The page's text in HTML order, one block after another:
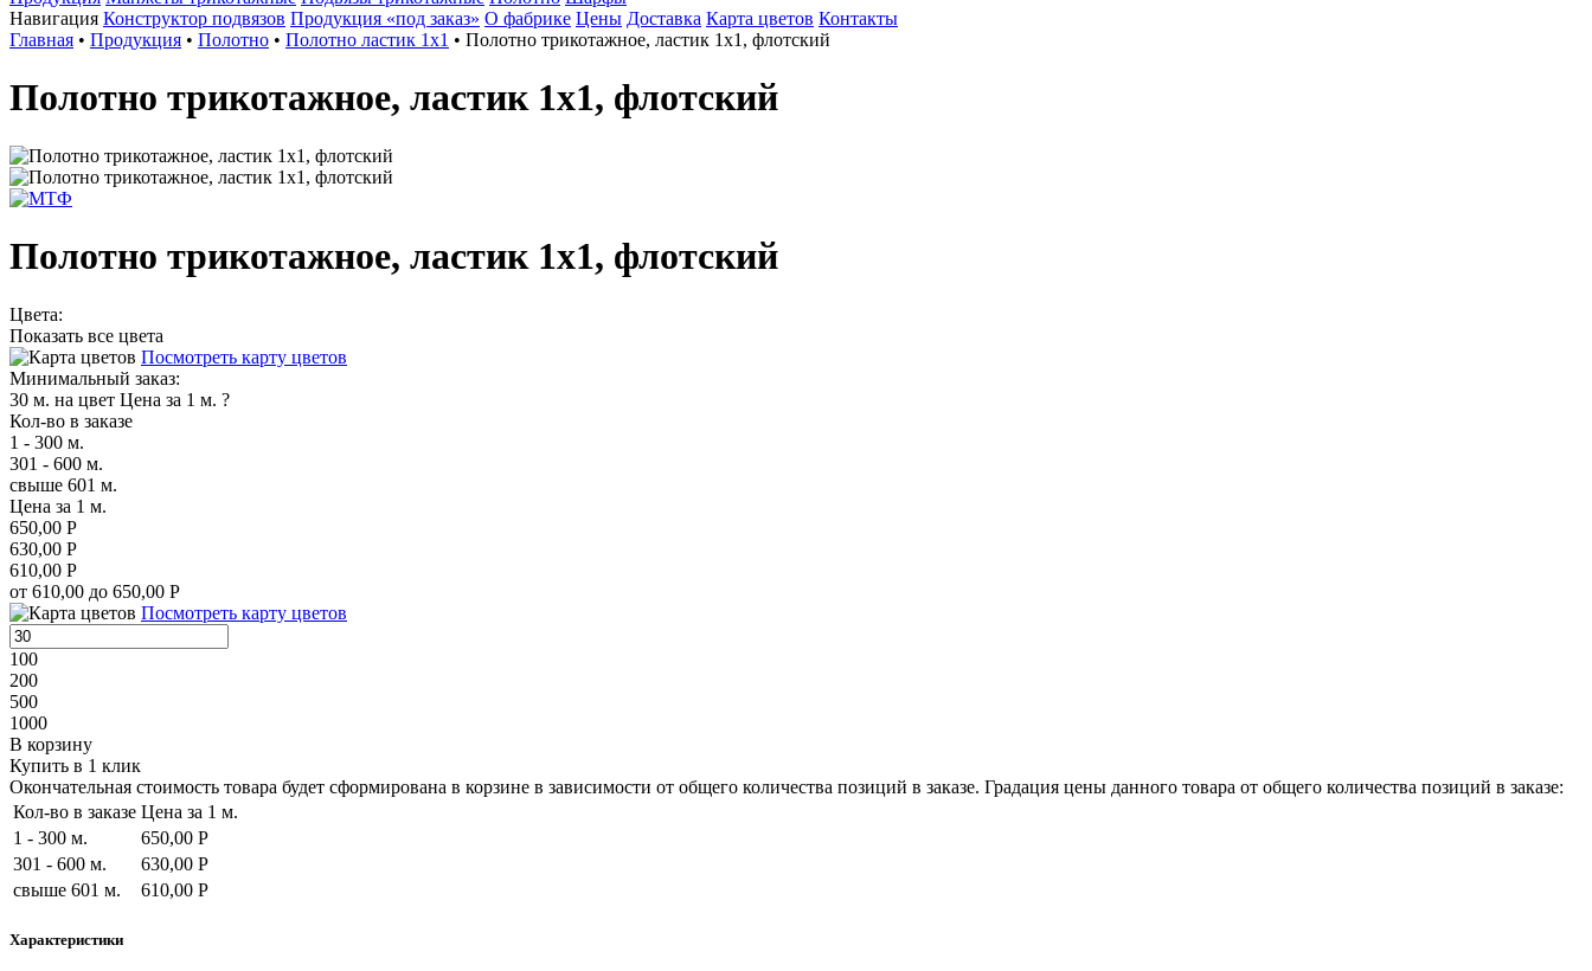
Навигация Конструктор подвязов Продукция «под заказ» О фабрике Цены Доставка Карта цветов Контакты
Главная • Продукция • Полотно • Полотно ластик 1х1 • Полотно трикотажное, ластик 1х1, флотский
Полотно трикотажное, ластик 1х1, флотский
Полотно трикотажное, ластик 1х1, флотский
Цвета:
Показать все цвета
Посмотреть карту цветов
Минимальный заказ:
30 м. на цвет Цена за 1 м. ?
Кол-во в заказе
1 - 300 м.
301 - 600 м.
свыше 601 м.
Цена за 1 м.
650,00 Р
630,00 Р
610,00 Р
от 610,00 до 650,00 Р
Посмотреть карту цветов
100
200
500
1000
В корзину
Купить в 1 клик
Окончательная стоимость товара будет сформирована в корзине в зависимости от общего количества позиций в заказе. Градация цены данного товара от общего количества позиций в заказе:
Кол-во в заказе Цена за 1 м.
1 - 300 м.
650,00 Р
301 - 600 м.
630,00 Р
свыше 601 м.
610,00 Р
Характеристики